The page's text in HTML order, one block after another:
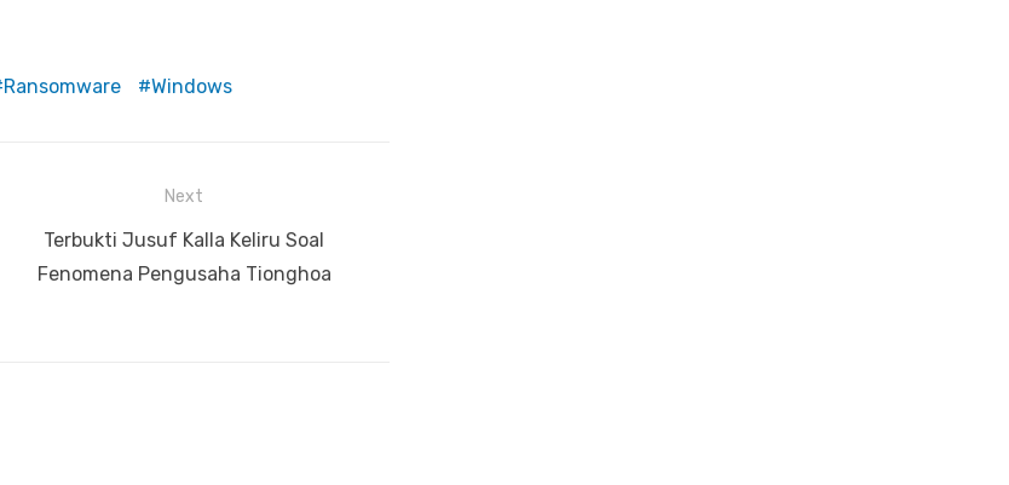
Ransomware Windows
Next
Next
post:
Terbukti Jusuf Kalla Keliru Soal
Fenomena Pengusaha Tionghoa